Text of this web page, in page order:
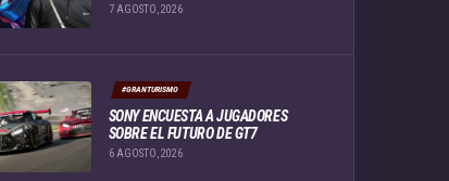
7 AGOSTO, 2026
#GRANTURISMO
SONY ENCUESTA A JUGADORES
SOBRE EL FUTURO DE GT7
6 AGOSTO, 2026